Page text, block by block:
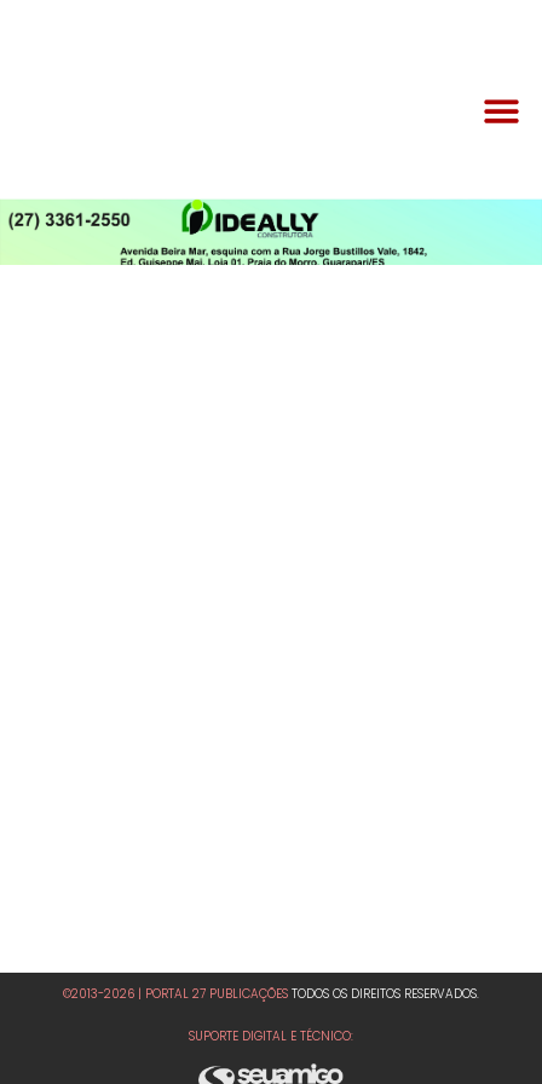
©2013-2026 | PORTAL 27 PUBLICAÇÕES TODOS OS DIREITOS RESERVADOS.
SUPORTE DIGITAL E TÉCNICO: